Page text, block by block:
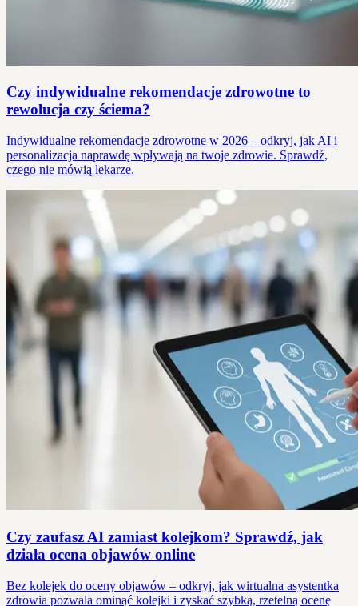
Czy indywidualne rekomendacje zdrowotne to
rewolucja czy ściema?
Indywidualne rekomendacje zdrowotne w 2026 – odkryj, jak AI i
personalizacja naprawdę wpływają na twoje zdrowie. Sprawdź,
czego nie mówią lekarze.
Czy zaufasz AI zamiast kolejkom? Sprawdź, jak
działa ocena objawów online
Bez kolejek do oceny objawów – odkryj, jak wirtualna asystentka
zdrowia pozwala ominąć kolejki i zyskać szybką, rzetelną ocenę